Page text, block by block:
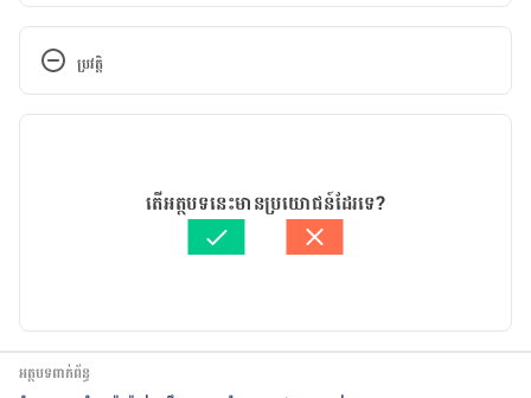
Seizures and Epilepsy: Frequently Asked
Questions
https://www.brainline.org/article/seizures-and-
Prevent Epilepsy
https://www.cdc.gov/epilepsy/preventing-
How Much Do You Know About Seizures?
https://www.urmc.rochester.edu/encyclopedia/co
ប្រវត្តិ
កំណែ​ប្រែបច្ចុប្បន្ន
អត្ថបទ​ដោយ សុខ វណ្ណ
ត្រួតពិនិត្យដោយ គ្រូពេទ្យឯកទេស.វេជ្ជបណ្ឌិតឯកទេស តឹក លីវណ្ណារ៉ា
សុខ វណ្ណ
តើអត្ថបទនេះមានប្រយោជន៍ដែរទេ?
អត្ថបទពាក់ព័ន្ធ